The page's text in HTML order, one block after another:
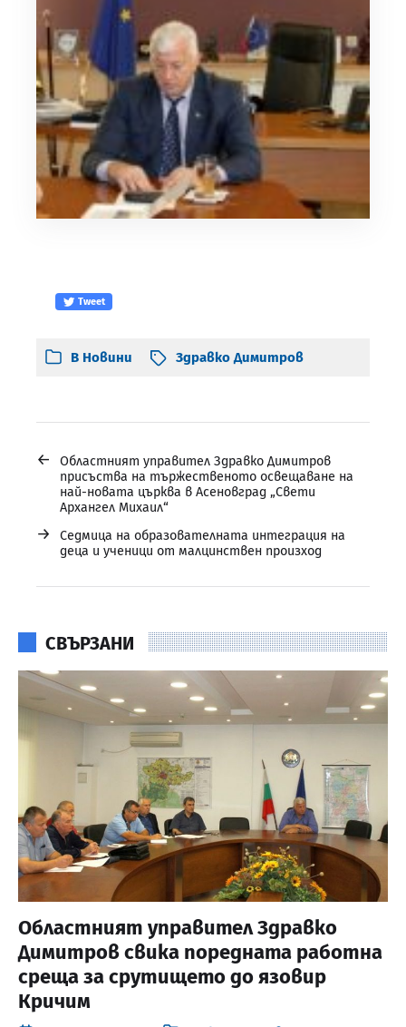
Tweet
В Новини Здравко Димитров
←
Областният управител Здравко Димитров
присъства на тържественото освещаване на
най-новата църква в Асеновград „Свети
Архангел Михаил“
→
Седмица на образователната интеграция на
деца и ученици от малцинствен произход
СВЪРЗАНИ
Областният управител Здравко
Димитров свика поредната работна
среща за срутището до язовир
Кричим